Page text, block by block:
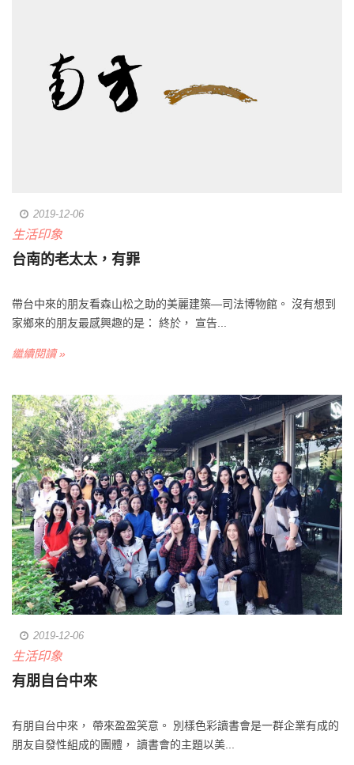
2019-12-06
生活印象
台南的老太太，有罪
帶台中來的朋友看森山松之助的美麗建築—司法博物館。 沒有想到
家鄉來的朋友最感興趣的是： 終於， 宣告...
繼續閱讀 »
2019-12-06
生活印象
有朋自台中來
有朋自台中來， 帶來盈盈笑意。 別樣色彩讀書會是一群企業有成的
朋友自發性組成的團體， 讀書會的主題以美...